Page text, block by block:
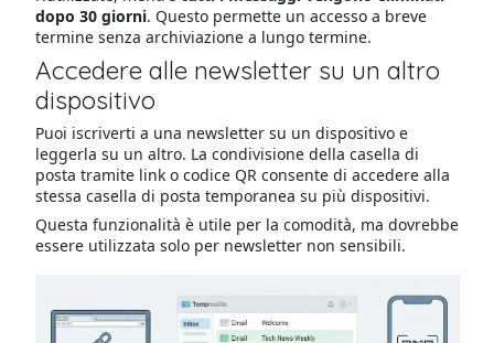
dopo 30 giorni. Questo permette un accesso a breve
termine senza archiviazione a lungo termine.
Accedere alle newsletter su un altro
dispositivo
Puoi iscriverti a una newsletter su un dispositivo e
leggerla su un altro. La condivisione della casella di
posta tramite link o codice QR consente di accedere alla
stessa casella di posta temporanea su più dispositivi.
Questa funzionalità è utile per la comodità, ma dovrebbe
essere utilizzata solo per newsletter non sensibili.